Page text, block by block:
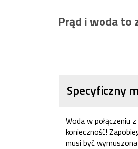
Prąd i woda to
Specyficzny
Woda w połączeniu
konieczność!
musi być